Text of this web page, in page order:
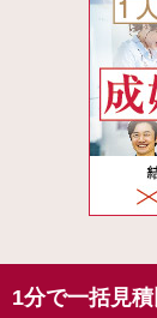
1分で一括見